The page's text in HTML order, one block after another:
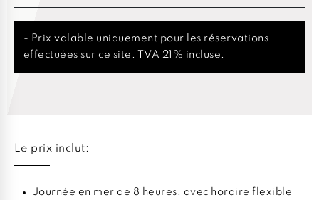
- Prix valable uniquement pour les réservations
effectuées sur ce site. TVA 21% incluse.
Le prix inclut:
Journée en mer de 8 heures, avec horaire flexible